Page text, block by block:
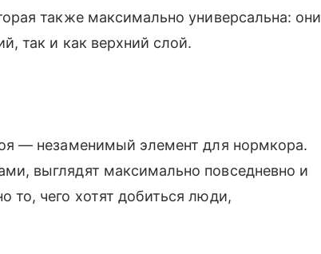
также максимально универсальна: они
так и как верхний слой.
— незаменимый элемент для нормкора.
выглядят максимально повседневно и
то, чего хотят добиться люди,